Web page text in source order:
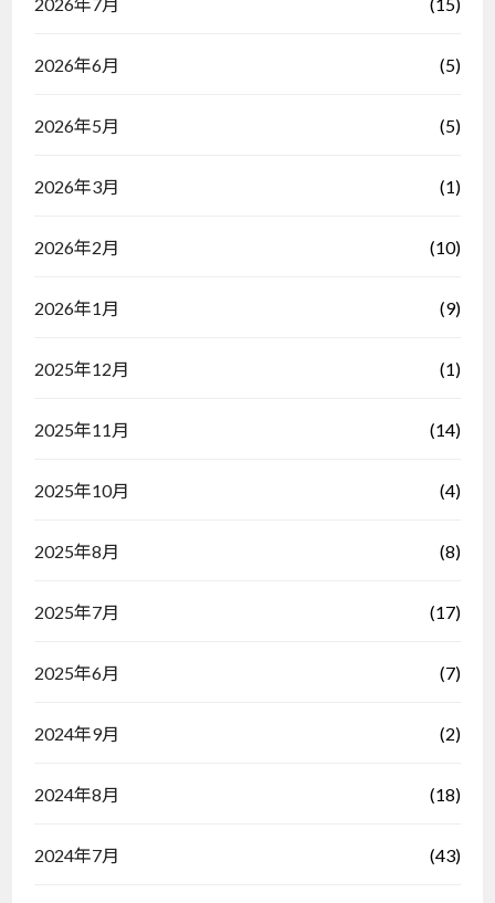
2026年7月
2026年6月 (5)
2026年5月 (5)
2026年3月 (1)
2026年2月 (10)
2026年1月 (9)
2025年12月 (1)
2025年11月 (14)
2025年10月 (4)
2025年8月 (8)
2025年7月 (17)
2025年6月 (7)
2024年9月 (2)
2024年8月 (18)
2024年7月 (43)